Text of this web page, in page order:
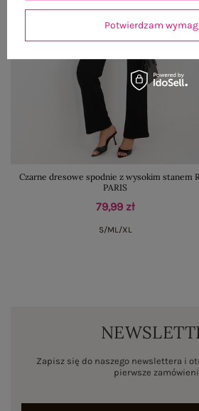
Czarne dresowe spodnie z wysokim stanem
PARIS
79,99 zł
S/ML/XL
Zapisz się do naszego newslettera i
pierwsze
Potwierdzam